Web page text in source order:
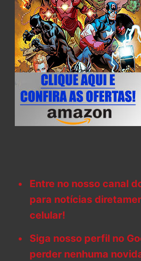
Entre no nosso canal
para notícias
celular!
Siga nosso perfil no
perder nenhuma